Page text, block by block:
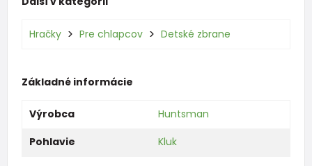
Hračky Pre chlapcov Detské zbrane
Základné informácie
Výrobca
Huntsman
Pohlavie
Kluk